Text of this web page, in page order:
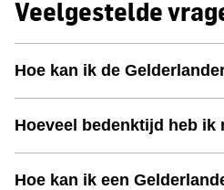
Veelgestelde
Hoe kan ik de
Hoeveel bedenktijd heb ik
Hoe kan ik een